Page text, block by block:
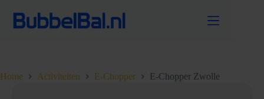
naar
Home Activiteiten E-Chopper E-Chopper Zwolle